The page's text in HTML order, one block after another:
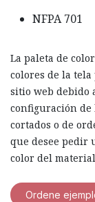
NFPA 701
La paleta de
colores de la
sitio web debido
configuración de
cortados o de
que desee pedir
color del
Ordene